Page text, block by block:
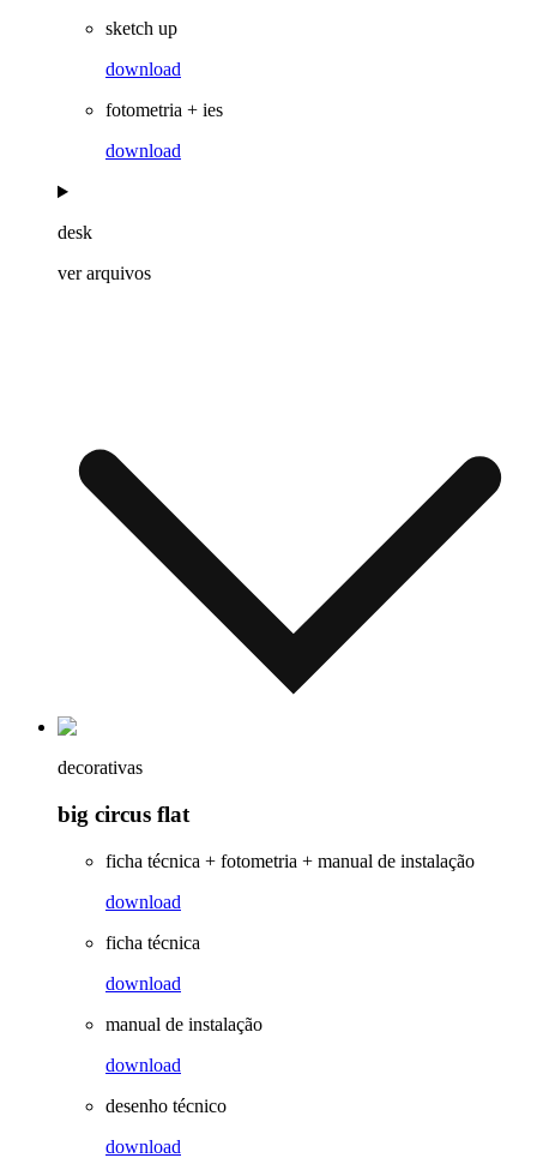
sketch up
download
fotometria + ies
download
desk
ver arquivos
decorativas
big circus flat
ficha técnica + fotometria + manual de instalação
download
ficha técnica
download
manual de instalação
download
desenho técnico
download